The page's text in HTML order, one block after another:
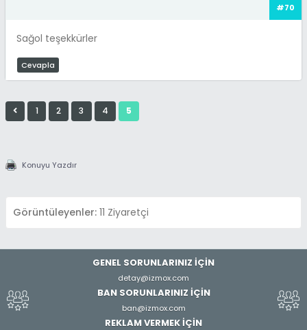
#70
Sağol teşekkürler
Cevapla
1 2 3 4 5
Konuyu Yazdır
Görüntüleyenler: 11 Ziyaretçi
GENEL SORUNLARINIZ İÇİN
detay@izmox.com
BAN SORUNLARINIZ İÇİN
ban@izmox.com
REKLAM VERMEK İÇİN